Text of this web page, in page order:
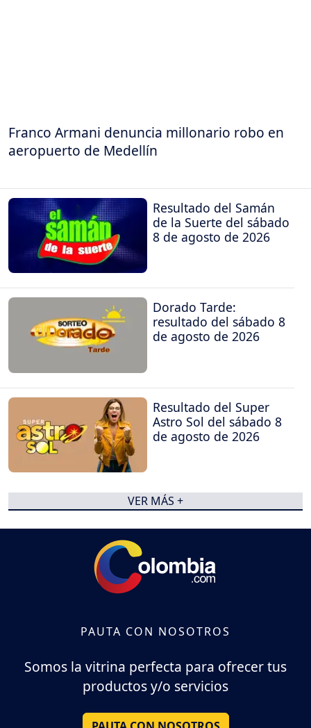
Franco Armani denuncia millonario robo en
aeropuerto de Medellín
Resultado del Samán
de la Suerte del sábado
8 de agosto de 2026
Dorado Tarde:
resultado del sábado 8
de agosto de 2026
Resultado del Super
Astro Sol del sábado 8
de agosto de 2026
VER MÁS +
PAUTA CON NOSOTROS
Somos la vitrina perfecta para ofrecer tus
productos y/o servicios